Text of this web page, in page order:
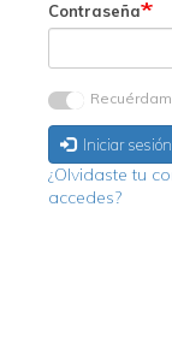
Contraseña
Iniciar sesión
¿Olvidaste tu
accedes?